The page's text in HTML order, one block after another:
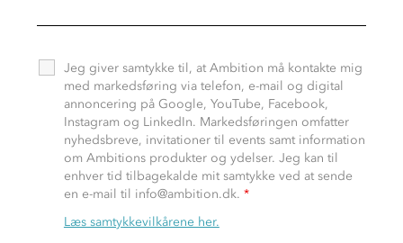
Jeg giver samtykke til, at Ambition må kontakte mig
med markedsføring via telefon, e-mail og digital
annoncering på Google, YouTube, Facebook,
Instagram og LinkedIn. Markedsføringen omfatter
nyhedsbreve, invitationer til events samt information
om Ambitions produkter og ydelser. Jeg kan til
enhver tid tilbagekalde mit samtykke ved at sende
en e-mail til info@ambition.dk. *
Læs samtykkevilkårene her.